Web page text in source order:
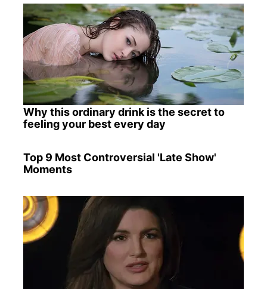
Why this ordinary drink is the secret to
feeling your best every day
Top 9 Most Controversial 'Late Show'
Moments